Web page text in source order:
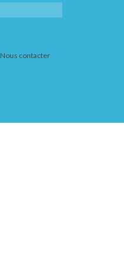
Nous contacter